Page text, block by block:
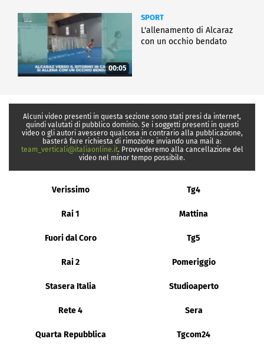
00:05
SPORT
L'allenamento di Alcaraz
con un occhio bendato
Alcuni video presenti in questa sezione sono stati presi da internet,
quindi valutati di pubblico dominio. Se i soggetti presenti in questi
video o gli autori avessero qualcosa in contrario alla pubblicazione,
basterà fare richiesta di rimozione inviando una mail a:
team_verticali@italiaonline.it. Provvederemo alla cancellazione del
video nel minor tempo possibile.
Verissimo Tg4
Rai 1 Mattina
Fuori dal Coro Tg5
Rai 2 Pomeriggio
Stasera Italia Studioaperto
Rete 4 Sera
Quarta Repubblica Tgcom24